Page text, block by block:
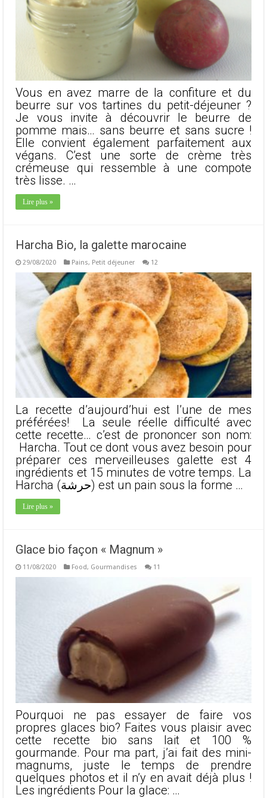
Vous en avez marre de la confiture et du
beurre sur vos tartines du petit-déjeuner ?
Je vous invite à découvrir le beurre de
pomme mais… sans beurre et sans sucre !
Elle convient également parfaitement aux
végans. C’est une sorte de crème très
crémeuse qui ressemble à une compote
très lisse. …
Lire plus »
Harcha Bio, la galette marocaine
29/08/2020 Pains, Petit déjeuner 12
La recette d’aujourd’hui est l’une de mes
préférées! La seule réelle difficulté avec
cette recette… c’est de prononcer son nom:
Harcha. Tout ce dont vous avez besoin pour
préparer ces merveilleuses galette est 4
ingrédients et 15 minutes de votre temps. La
Harcha (حرشة) est un pain sous la forme …
Lire plus »
Glace bio façon « Magnum »
11/08/2020 Food, Gourmandises 11
Pourquoi ne pas essayer de faire vos
propres glaces bio? Faites vous plaisir avec
cette recette bio sans lait et 100 %
gourmande. Pour ma part, j’ai fait des mini-
magnums, juste le temps de prendre
quelques photos et il n’y en avait déjà plus !
Les ingrédients Pour la glace: …